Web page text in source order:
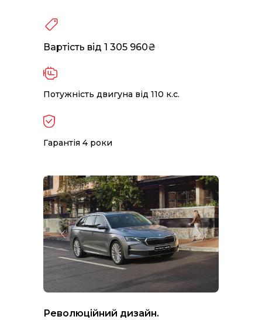
Вартість від 1 305 960₴
Потужність двигуна від 110 к.с.
Гарантія 4 роки
Революційний дизайн.